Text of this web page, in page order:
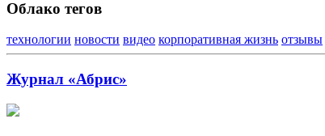
Облако тегов
технологии новости видео корпоративная жизнь отзывы
Журнал «Абрис»